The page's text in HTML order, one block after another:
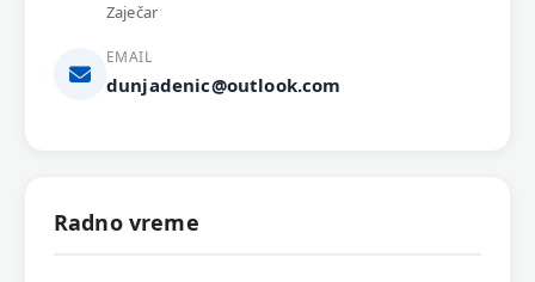
Zaječar
EMAIL
dunjadenic@outlook.com
Radno vreme